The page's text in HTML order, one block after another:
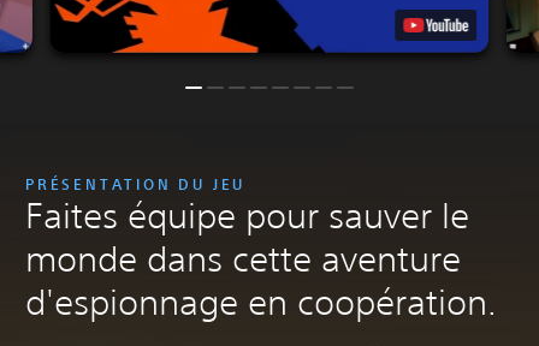
PRÉSENTATION DU JEU
Faites équipe pour sauver le
monde dans cette aventure
d'espionnage en coopération.